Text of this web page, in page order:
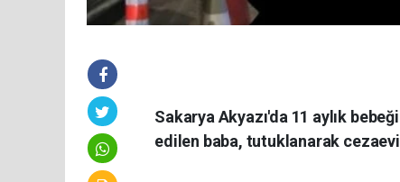
Sakarya Akyazı'da 11 aylık
edilen baba, tutuklanarak